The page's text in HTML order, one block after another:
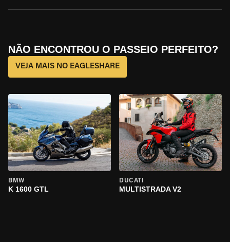
NÃO ENCONTROU O PASSEIO PERFEITO?
VEJA MAIS NO EAGLESHARE
BMW
K 1600 GTL
DUCATI
MULTISTRADA V2